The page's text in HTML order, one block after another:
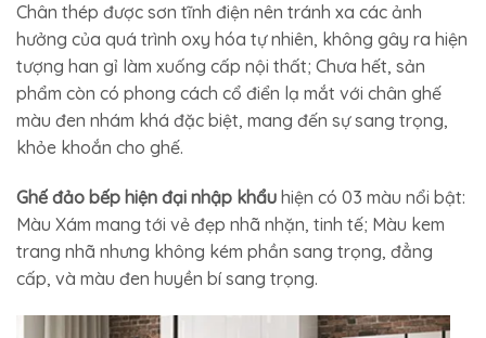
Chân thép được sơn tĩnh điện nên tránh xa các ảnh
hưởng của quá trình oxy hóa tự nhiên, không gây ra hiện
tượng han gỉ làm xuống cấp nội thất; Chưa hết, sản
phẩm còn có phong cách cổ điển lạ mắt với chân ghế
màu đen nhám khá đặc biệt, mang đến sự sang trọng,
khỏe khoắn cho ghế.
Ghế đảo bếp hiện đại nhập khẩu hiện có 03 màu nổi bật:
Màu Xám mang tới vẻ đẹp nhã nhặn, tinh tế; Màu kem
trang nhã nhưng không kém phần sang trọng, đẳng
cấp, và màu đen huyền bí sang trọng.